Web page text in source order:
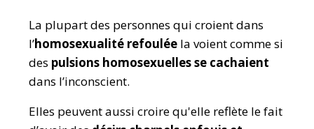
La plupart des personnes qui croient dans
l’homosexualité refoulée la voient comme si
des pulsions homosexuelles se cachaient
dans l’inconscient.
Elles peuvent aussi croire qu'elle reflète le fait